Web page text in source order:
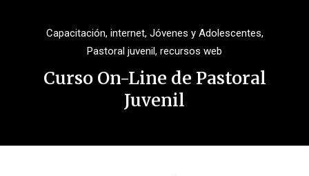
Capacitación, internet, Jóvenes y Adolescentes,
Pastoral juvenil, recursos web
Curso On-Line de Pastoral
Juvenil